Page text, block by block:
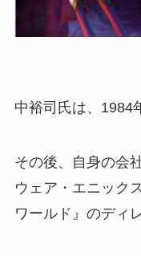
中裕司氏は、1984
その後、自身の会
ウェア・エニック
ワールド』のディ